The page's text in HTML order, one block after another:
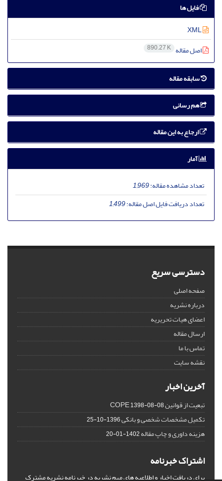
فایل ها
اصل مقاله 890.27 K
سابقه مقاله
هم رسانی
ارجاع به این مقاله
آمار
تعداد مشاهده مقاله:1,969
تعداد دریافت فایل اصل مقاله:1,499
دسترسی سریع
صفحه اصلی
درباره نشریه
اعضای هیات تحریریه
ارسال مقاله
تماس با ما
نقشه سایت
آخرین اخبار
تبعیت از قوانین COPE1398-08-08
تکمیل مشخصات شخصی و بانکی1396-10-25
هزینه داوری و چاپ مقاله1402-01-20
اشتراک خبرنامه
برای دریافت اخبار و اطلاعیه های مهم نشریه در خبرنامه نشریه مشترک